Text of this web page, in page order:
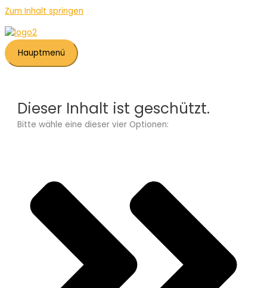
Zum Inhalt springen
Hauptmenü
Dieser Inhalt ist geschützt.
Bitte wähle eine dieser vier Optionen: